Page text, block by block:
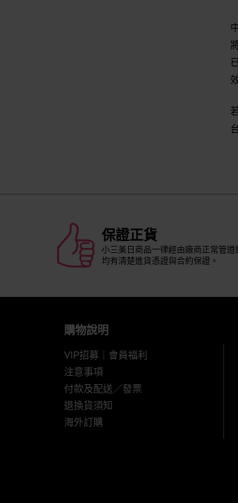
保證正貨
小三美日商品一律經由廠商正常管道
均有清楚進貨憑證與合約保證。
購物說明
VIP招募｜會員福利
注意事項
付款及配送／發票
退換貨須知
海外訂購